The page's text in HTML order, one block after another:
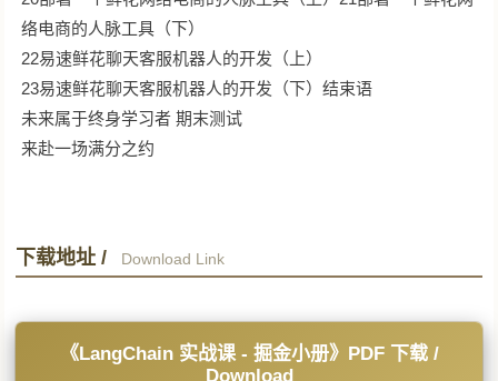
络电商的人脉工具（下）
22易速鲜花聊天客服机器人的开发（上）
23易速鲜花聊天客服机器人的开发（下）结束语
未来属于终身学习者 期末测试
来赴一场满分之约
下载地址 / Download Link
《LangChain 实战课 - 掘金小册》PDF 下载 /
Download